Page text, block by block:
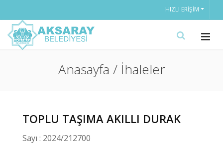
HIZLI ERIŞIM
Anasayfa / İhaleler
TOPLU TAŞIMA AKILLI DURAK
Sayı : 2024/212700